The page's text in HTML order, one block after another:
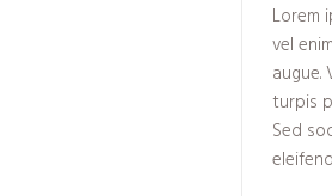
Lorem
vel
augue.
turpis
Sed